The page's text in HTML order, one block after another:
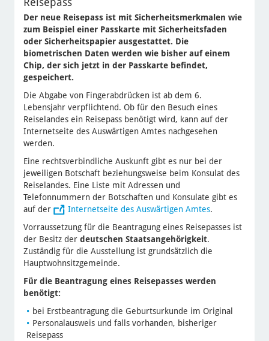
Der neue Reisepass ist mit Sicherheitsmerkmalen wie
zum Beispiel einer Passkarte mit Sicherheitsfaden
oder Sicherheitspapier ausgestattet. Die
biometrischen Daten werden wie bisher auf einem
Chip, der sich jetzt in der Passkarte befindet,
gespeichert.
Die Abgabe von Fingerabdrücken ist ab dem 6.
Lebensjahr verpflichtend. Ob für den Besuch eines
Reiselandes ein Reisepass benötigt wird, kann auf der
Internetseite des Auswärtigen Amtes nachgesehen
werden.
Eine rechtsverbindliche Auskunft gibt es nur bei der
jeweiligen Botschaft beziehungsweise beim Konsulat des
Reiselandes. Eine Liste mit Adressen und
Telefonnummern der Botschaften und Konsulate gibt es
auf der
Internetseite des Auswärtigen Amtes.
Vorraussetzung für die Beantragung eines Reisepasses ist
der Besitz der deutschen Staatsangehörigkeit.
Zuständig für die Ausstellung ist grundsätzlich die
Hauptwohnsitzgemeinde.
Für die Beantragung eines Reisepasses werden
benötigt:
bei Erstbeantragung die Geburtsurkunde im Original
Personalausweis und falls vorhanden, bisheriger
Reisepass